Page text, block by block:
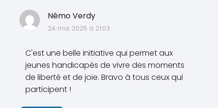
Némo Verdy
24 mai 2025 à 21:03
C'est une belle initiative qui permet aux
jeunes handicapés de vivre des moments
de liberté et de joie. Bravo à tous ceux qui
participent !